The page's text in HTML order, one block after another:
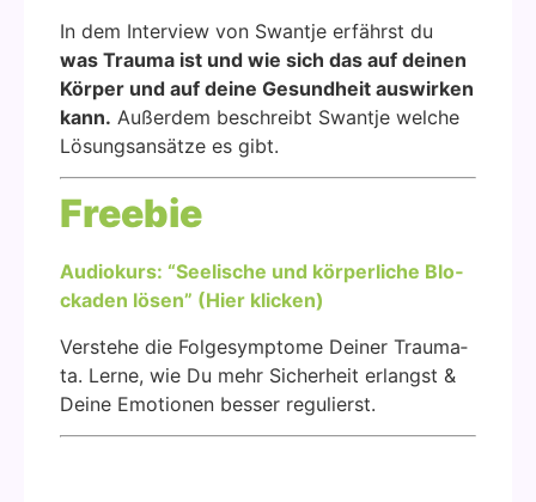
In dem Inter­view von Swant­je erfährst du
was Trau­ma ist und wie sich das auf dei­nen
Kör­per und auf dei­ne Gesund­heit aus­wir­ken
kann. Außer­dem beschreibt Swant­je wel­che
Lösungs­an­sät­ze es gibt.
Free­bie
Audio­kurs: “See­li­sche und kör­per­li­che Blo­
cka­den lösen” (Hier kli­cken)
Ver­ste­he die Fol­ge­sym­pto­me Dei­ner Trau­ma­
ta. Ler­ne, wie Du mehr Sicher­heit erlangst &
Dei­ne Emo­tio­nen bes­ser regu­lierst.